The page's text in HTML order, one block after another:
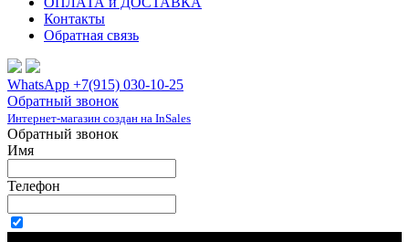
Контакты
Обратная связь
WhatsApp +7(915) 030-10-25
Обратный звонок
Интернет-магазин создан на InSales
Обратный звонок
Имя
Телефон